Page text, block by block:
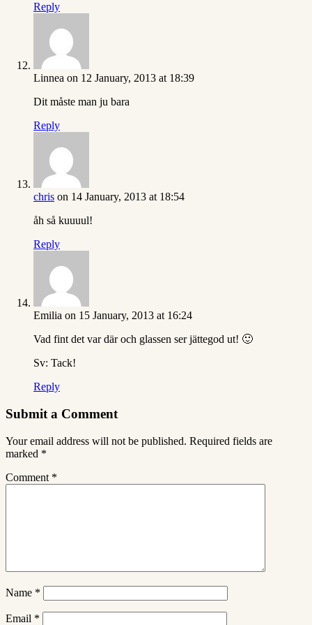
Reply
Linnea on 12 January, 2013 at 18:39
Dit måste man ju bara
Reply
chris on 14 January, 2013 at 18:54
åh så kuuuul!
Reply
Emilia on 15 January, 2013 at 16:24
Vad fint det var där och glassen ser jättegod ut! 🙂
Sv: Tack!
Reply
Submit a Comment
Your email address will not be published. Required fields are
marked *
Comment *
Name *
Email *